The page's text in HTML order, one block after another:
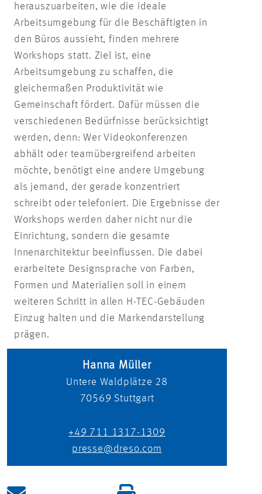
herauszuarbeiten, wie die ideale
Arbeitsumgebung für die Beschäftigten in
den Büros aussieht, finden mehrere
Workshops statt. Ziel ist, eine
Arbeitsumgebung zu schaffen, die
gleichermaßen Produktivität wie
Gemeinschaft fördert. Dafür müssen die
verschiedenen Bedürfnisse berücksichtigt
werden, denn: Wer Videokonferenzen
abhält oder teamübergreifend arbeiten
möchte, benötigt eine andere Umgebung
als jemand, der gerade konzentriert
schreibt oder telefoniert. Die Ergebnisse der
Workshops werden daher nicht nur die
Einrichtung, sondern die gesamte
Innenarchitektur beeinflussen. Die dabei
erarbeitete Designsprache von Farben,
Formen und Materialien soll in einem
weiteren Schritt in allen H-TEC-Gebäuden
Einzug halten und die Markendarstellung
prägen.
Hanna Müller
Untere Waldplätze 28
70569 Stuttgart
+49 711 1317-1309
presse@dreso.com